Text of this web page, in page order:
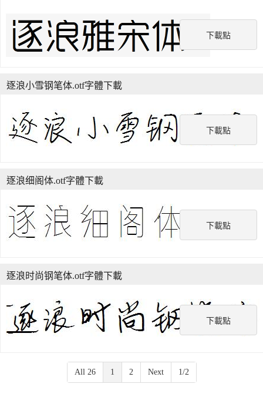
下載點
下載點
逐浪小雪钢笔体.otf字體下載
下載點
逐浪细阁体.otf字體下載
下載點
逐浪时尚钢笔体.otf字體下載
All 26 1 2 Next 1/2